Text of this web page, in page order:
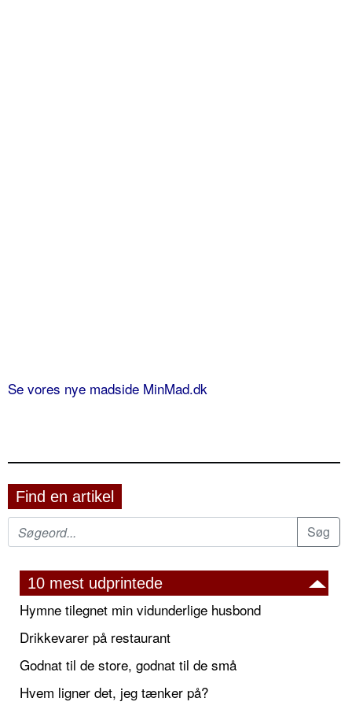
Se vores nye madside MinMad.dk
Find en artikel
10 mest udprintede
Hymne tilegnet min vidunderlige husbond
Drikkevarer på restaurant
Godnat til de store, godnat til de små
Hvem ligner det, jeg tænker på?